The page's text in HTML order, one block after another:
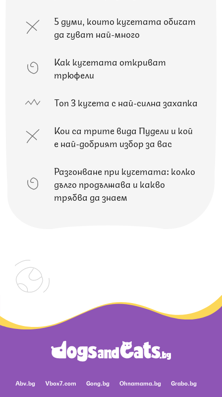
5 думи, които кучетата обичат
да чуват най-много
Как кучетата откриват
трюфели
Топ 3 кучета с най-силна захапка
Кои са трите вида Пудели и кой
е най-добрият избор за вас
Разгонване при кучетата: колко
дълго продължава и какво
трябва да знаем
Abv.bg Vbox7.com Gong.bg Ohnamama.bg
Grabo.bg